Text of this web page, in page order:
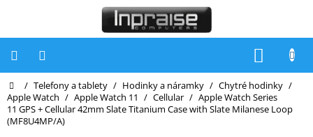
Počítače
Počítače
Inpraise
Domů
/ Telefony a tablety / Hodinky a náramky / Chytré hodinky /
Apple Watch / Apple Watch 11 / Cellular / Apple Watch Series
11 GPS + Cellular 42mm Slate Titanium Case with Slate Milanese Loop
(MF8U4MP/A)